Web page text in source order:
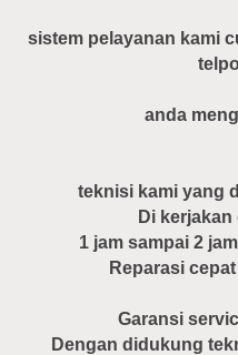
sistem pelayanan kami
anda
teknisi kami yang
Di
1 jam sampai 2
Reparasi
Garansi
Dengan didukung